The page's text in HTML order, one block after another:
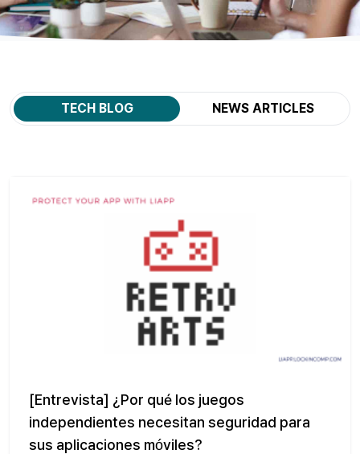
TECH BLOG NEWS ARTICLES
[Entrevista] ¿Por qué los juegos
independientes necesitan seguridad para
sus aplicaciones móviles?